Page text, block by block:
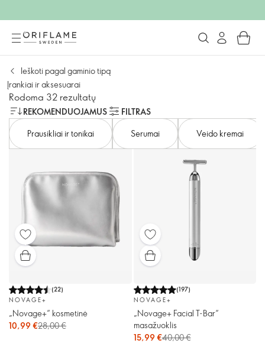
Ieškoti pagal gaminio tipą
Įrankiai ir aksesuarai
Rodoma 32 rezultatų
REKOMENDUOJAMUS
FILTRAS
Prausikliai ir tonikai
Serumai Veido kremai
(22)
NOVAGE+
„Novage+“ kosmetinė
10,99 €28,00 €
(197)
NOVAGE+
„Novage+ Facial T-Bar“
masažuoklis
15,99 €40,00 €